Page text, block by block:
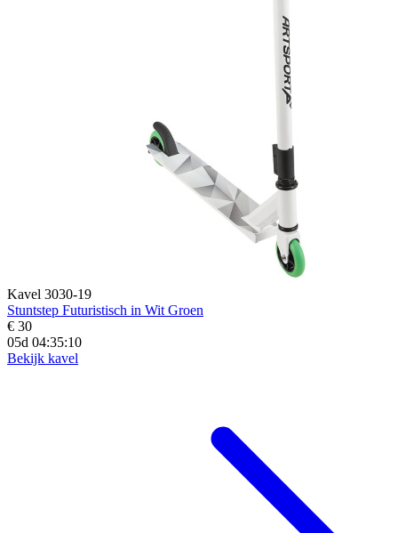
Kavel 3030-19
Stuntstep Futuristisch in Wit Groen
€ 30
05d 04:35:09
Bekijk kavel